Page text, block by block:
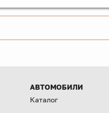
АВТОМОБИЛИ
Каталог